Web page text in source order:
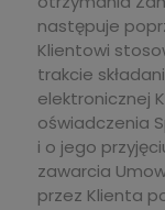
następuje
Klientowi
trakcie
elektronicznej
oświadczenia
i o jego
zawarcia
przez Klienta